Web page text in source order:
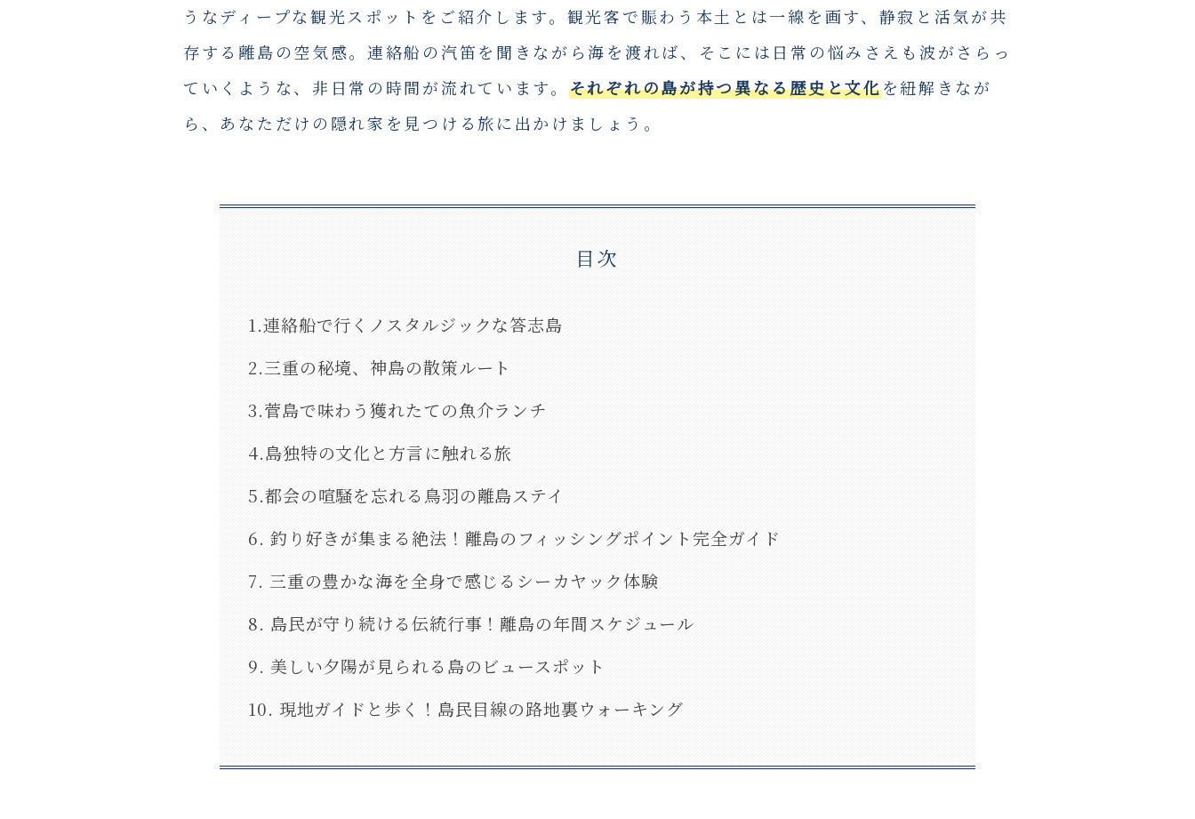
うなディープな観光スポットをご紹介します。観光客で賑わう本土とは一線を画す、静寂と活気が共
存する離島の空気感。連絡船の汽笛を聞きながら海を渡れば、そこには日常の悩みさえも波がさらっ
ていくような、非日常の時間が流れています。 それぞれの島が持つ異なる歴史と文化を紐解きなが
ら、あなただけの隠れ家を見つける旅に出かけましょう。
目次
1.連絡船で行くノスタルジックな答志島
2.三重の秘境、神島の散策ルート
3.菅島で味わう獲れたての魚介ランチ
4.島独特の文化と方言に触れる旅
5.都会の喧騒を忘れる鳥羽の離島ステイ
6. 釣り好きが集まる絶法！離島のフィッシングポイント完全ガイド
7. 三重の豊かな海を全身で感じるシーカヤック体験
8. 島民が守り続ける伝統行事！離島の年間スケジュール
9. 美しい夕陽が見られる島のビュースポット
10. 現地ガイドと歩く！島民目線の路地裏ウォーキング